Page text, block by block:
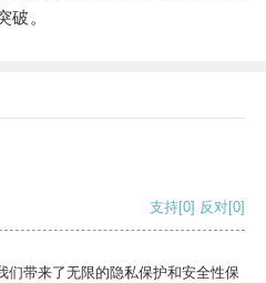
破。
支持[0] 反对[0]
们带来了无限的隐私保护和安全性保